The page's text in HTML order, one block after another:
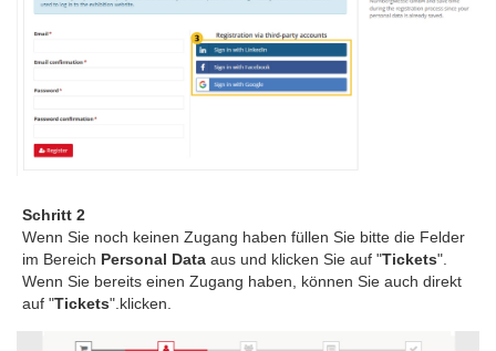
Schritt 2
Wenn Sie noch keinen Zugang haben füllen Sie bitte die Felder
im Bereich Personal Data aus und klicken Sie auf "Tickets".
Wenn Sie bereits einen Zugang haben, können Sie auch direkt
auf "Tickets".klicken.